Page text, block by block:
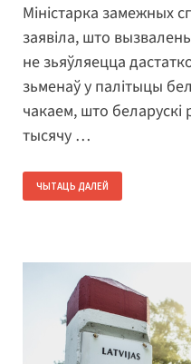
Міністарка замежных
заявіла, што
не зьяўляецца
зьменаў у палітыцы
чакаем, што
тысячу …
ЧЫТАЦЬ ДАЛЕЙ